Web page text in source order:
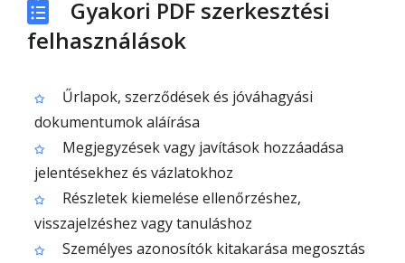
Gyakori PDF szerkesztési
felhasználások
Űrlapok, szerződések és jóváhagyási
dokumentumok aláírása
Megjegyzések vagy javítások hozzáadása
jelentésekhez és vázlatokhoz
Részletek kiemelése ellenőrzéshez,
visszajelzéshez vagy tanuláshoz
Személyes azonosítók kitakarása megosztás